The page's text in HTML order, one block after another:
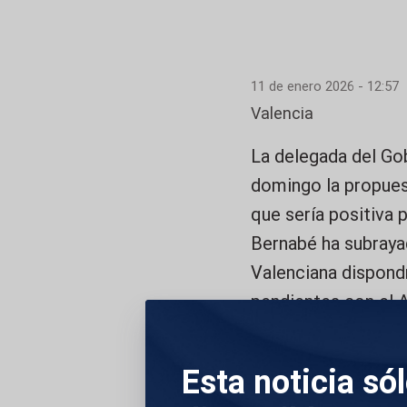
Esta noticia
11 de enero 2026 - 12:57
Valencia
La delegada del
domingo la
que sería positiva
Bernabé ha
Valenciana
pendientes con el
aportaría el nuevo